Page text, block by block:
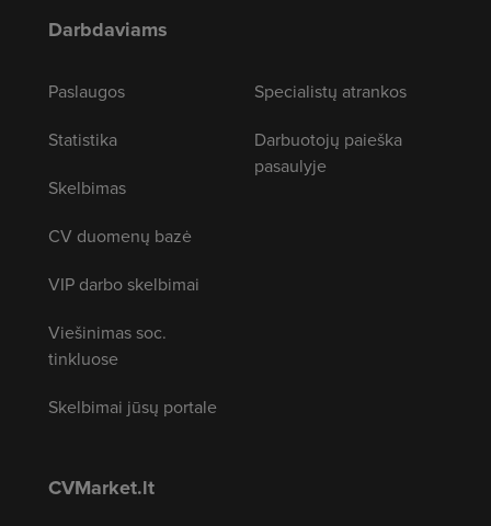
Darbdaviams
Paslaugos
Statistika
Skelbimas
CV duomenų bazė
VIP darbo skelbimai
Viešinimas soc.
tinkluose
Skelbimai jūsų portale
Specialistų atrankos
Darbuotojų paieška
pasaulyje
CVMarket.lt